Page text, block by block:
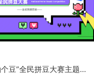
豆”全民拼豆大赛主题活